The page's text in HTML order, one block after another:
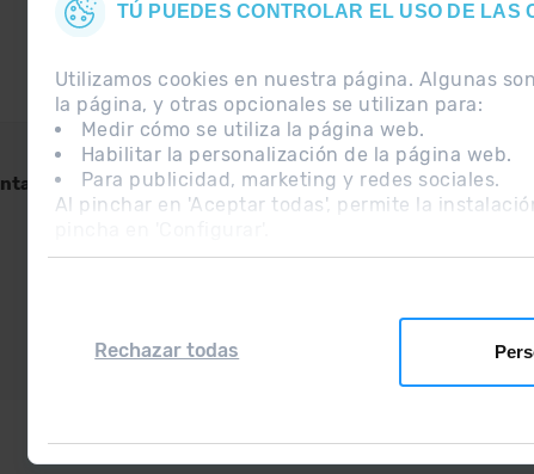
TÚ PUEDES CONTROLAR EL USO DE LAS
Utilizamos cookies en nuestra página. Algunas
la página, y otras opcionales se utilizan para:
Medir cómo se utiliza la página web.
Habilitar la personalización de la página web.
Para publicidad, marketing y redes sociales.
Al pinchar en 'Aceptar todas', permite la
Rechazar todas
frecuentes Nota Legal Información adicional